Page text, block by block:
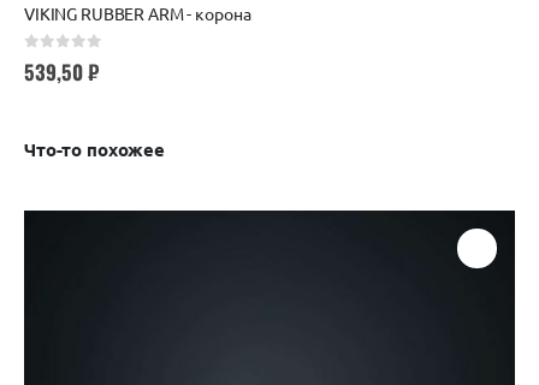
VIKING RUBBER ARM - корона
539,50₽
Что-то похожее